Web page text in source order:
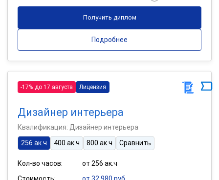
Получить диплом
Подробнее
-17% до 17 августа Лицензия
Дизайнер интерьера
Квалификация: Дизайнер интерьера
256 ак.ч
400 ак.ч 800 ак.ч Сравнить
Кол-во часов:
от 256 ак.ч